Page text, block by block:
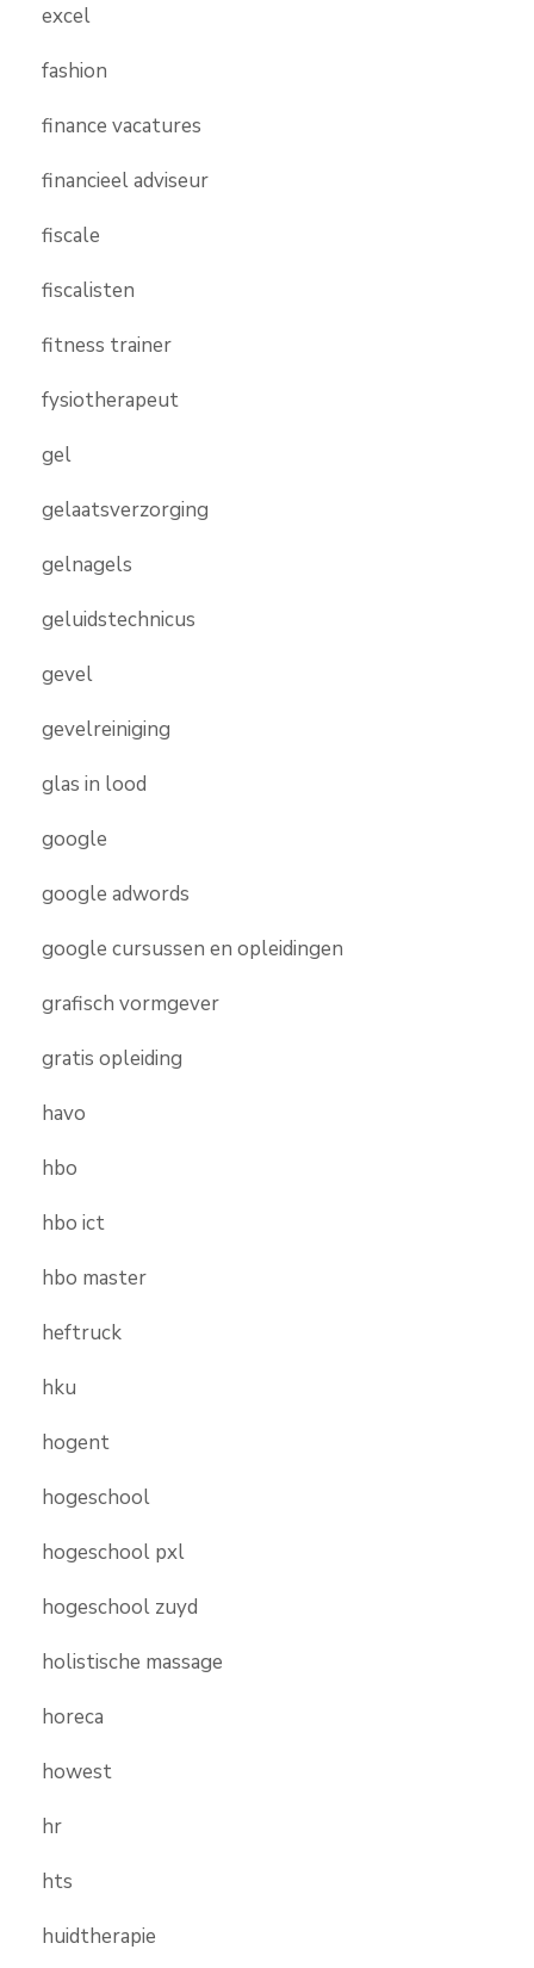
excel
fashion
finance vacatures
financieel adviseur
fiscale
fiscalisten
fitness trainer
fysiotherapeut
gel
gelaatsverzorging
gelnagels
geluidstechnicus
gevel
gevelreiniging
glas in lood
google
google adwords
google cursussen en opleidingen
grafisch vormgever
gratis opleiding
havo
hbo
hbo ict
hbo master
heftruck
hku
hogent
hogeschool
hogeschool pxl
hogeschool zuyd
holistische massage
horeca
howest
hr
hts
huidtherapie